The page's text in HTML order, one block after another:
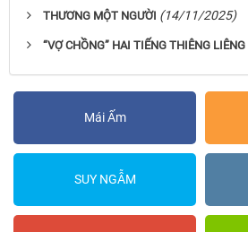
THƯƠNG MỘT NGƯỜI (14/11/2025)
“VỢ CHỒNG” HAI TIẾNG THIÊNG LIÊNG
Mái Ấm
SUY NGẪM